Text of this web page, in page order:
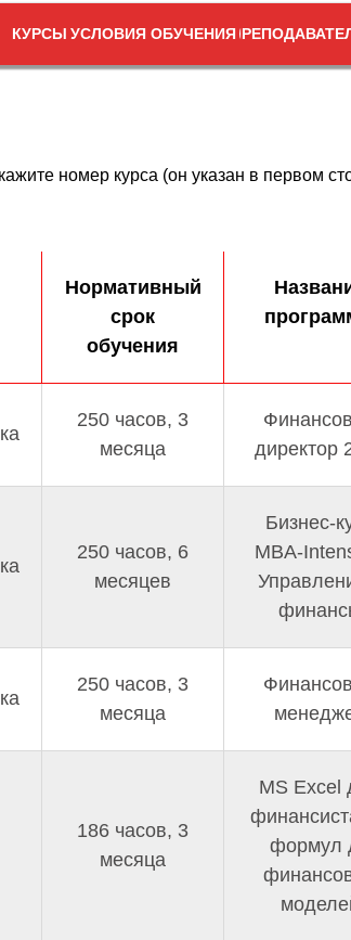
КУРСЫ УСЛОВИЯ ОБУЧЕНИЯ
номер курса (он указан в первом
Нормативный
срок
обучения
250 часов, 3
месяца
директор
250 часов, 6
месяцев
Бизнес-
MBA-
250 часов, 3
месяца
186 часов, 3
месяца
MS Excel
формул